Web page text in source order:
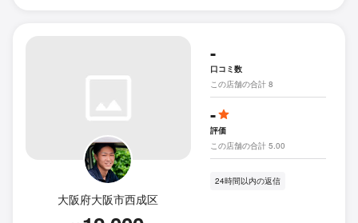
大阪府大阪市西成区
-
口コミ数
この店舗の合計 8
-
評価
この店舗の合計 5.00
24時間以内の返信